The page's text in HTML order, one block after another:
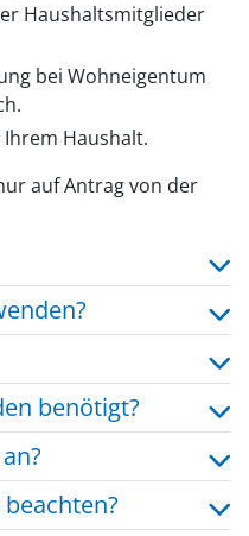
Haushaltsmitglieder
bei Wohneigentum
Haushalt.
auf Antrag von der
benötigt?